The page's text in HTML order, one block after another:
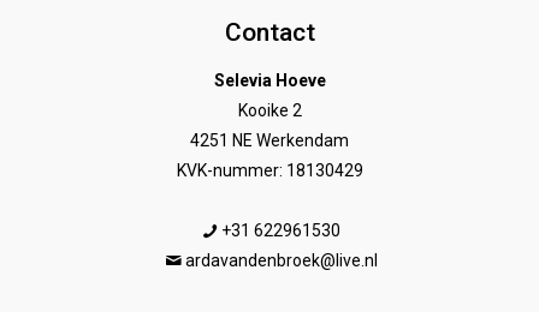
Contact
Selevia Hoeve
Kooike 2
4251 NE Werkendam
KVK-nummer: 18130429
+31 622961530
ardavandenbroek@live.nl